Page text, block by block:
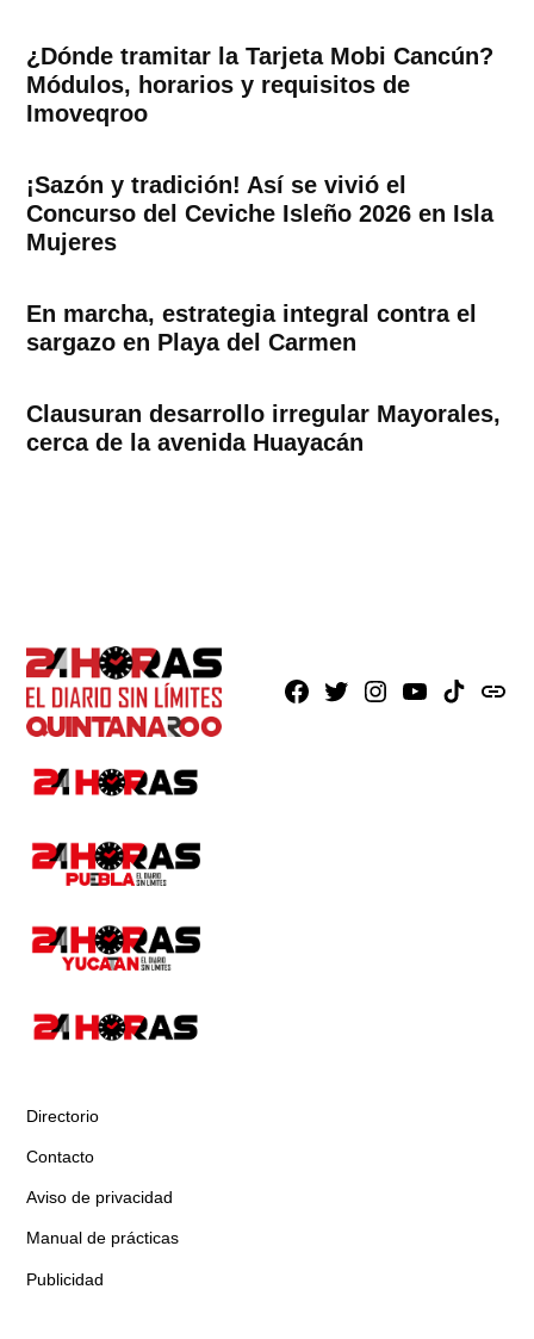
¿Dónde tramitar la Tarjeta Mobi Cancún?
Módulos, horarios y requisitos de
Imoveqroo
¡Sazón y tradición! Así se vivió el
Concurso del Ceviche Isleño 2026 en Isla
Mujeres
En marcha, estrategia integral contra el
sargazo en Playa del Carmen
Clausuran desarrollo irregular Mayorales,
cerca de la avenida Huayacán
Facebook
X Instagram
YoutubeTikTokissuu
Directorio
Contacto
Aviso de privacidad
Manual de prácticas
Publicidad